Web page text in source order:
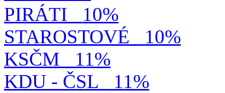
PIRÁTI
10%
STAROSTOVÉ
10%
KSČM
11%
KDU - ČSL
11%